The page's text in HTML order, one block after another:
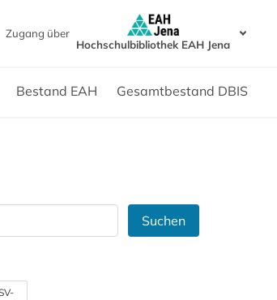
Zugang über
Hochschulbibliothek EAH Jena
Bestand EAH Gesamtbestand DBIS
Suchen